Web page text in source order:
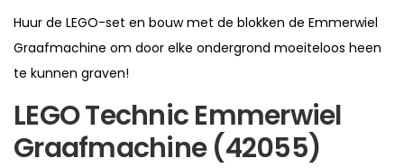
Huur de LEGO-set en bouw met de blokken de Emmerwiel
Graafmachine om door elke ondergrond moeiteloos heen
te kunnen graven!
LEGO Technic Emmerwiel
Graafmachine (42055)